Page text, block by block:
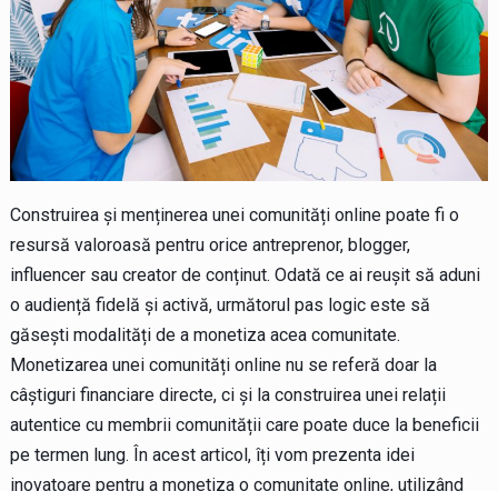
Construirea și menținerea unei comunități online poate fi o
resursă valoroasă pentru orice antreprenor, blogger,
influencer sau creator de conținut. Odată ce ai reușit să aduni
o audiență fidelă și activă, următorul pas logic este să
găsești modalități de a monetiza acea comunitate.
Monetizarea unei comunități online nu se referă doar la
câștiguri financiare directe, ci și la construirea unei relații
autentice cu membrii comunității care poate duce la beneficii
pe termen lung. În acest articol, îți vom prezenta idei
inovatoare pentru a monetiza o comunitate online, utilizând